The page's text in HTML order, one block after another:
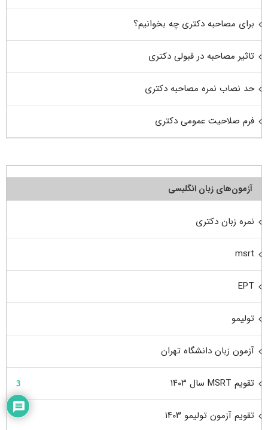
برای مصاحبه دکتری چه بخوانیم؟
تاثیر مصاحبه در قبولی دکتری
حد نصاب نمره مصاحبه دکتری
فرم صلاحیت عمومی دکتری
آزمون‌های زبان انگلیسی
نمره زبان دکتری
msrt
EPT
تولیمو
آزمون زبان دانشگاه تهران
تقویم MSRT سال ۱۴۰۳
تقویم آزمون تولیمو ۱۴۰۳
3